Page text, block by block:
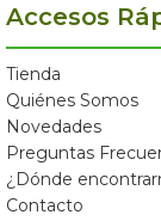
Accesos
Tienda
Quiénes Somos
Novedades
Preguntas
¿Dónde
Contacto